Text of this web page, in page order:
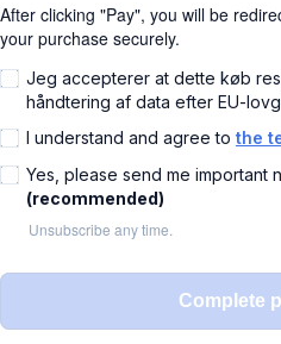
After clicking "Pay", you will be
your purchase securely.
Jeg accepterer at dette køb
håndtering af data efter EU-
I understand and agree to the
Yes, please send me important
(recommended)
Unsubscribe any time.
Complete